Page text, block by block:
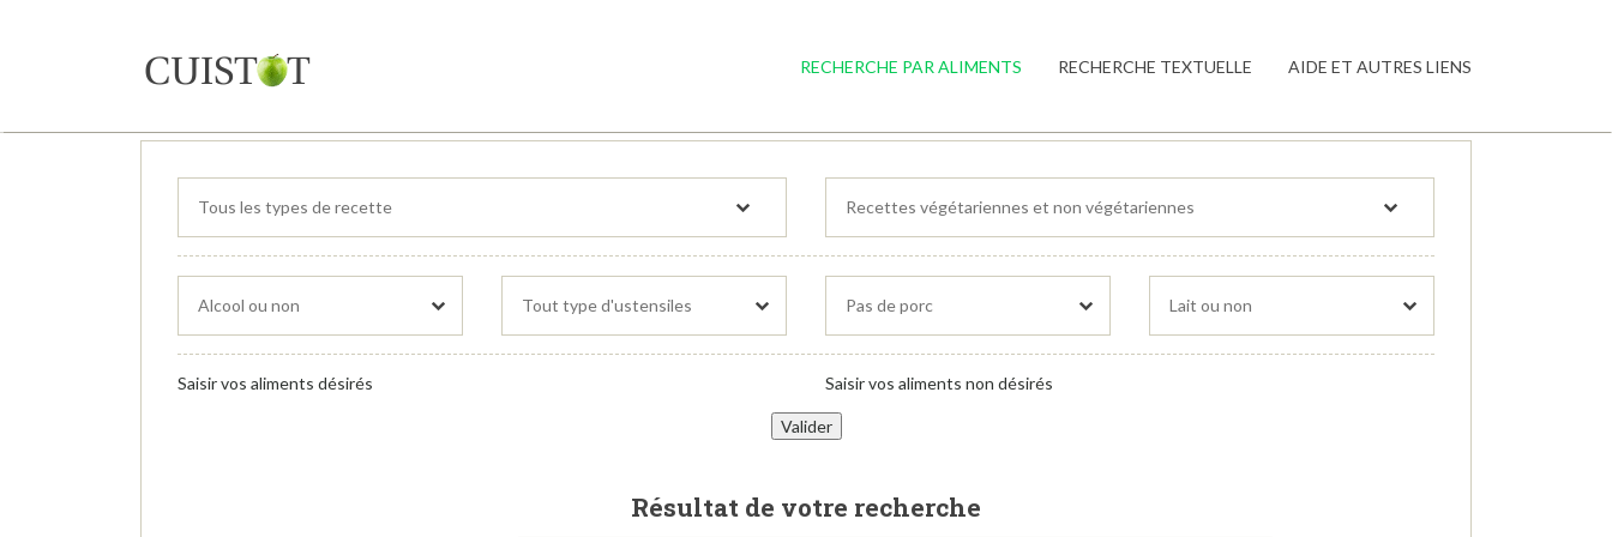
RECHERCHE PAR ALIMENTS RECHERCHE TEXTUELLE AIDE ET AUTRES LIENS
Saisir vos aliments désirés Saisir vos aliments non désirés
Résultat de votre recherche